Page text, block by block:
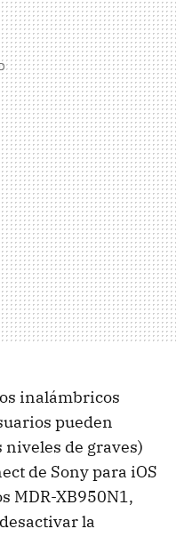
inalámbricos
pueden
de graves)
de Sony para iOS
MDR-XB950N1,
la